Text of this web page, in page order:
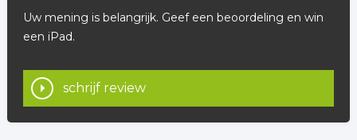
Uw mening is belangrijk. Geef een beoordeling en win
een iPad.
schrijf review